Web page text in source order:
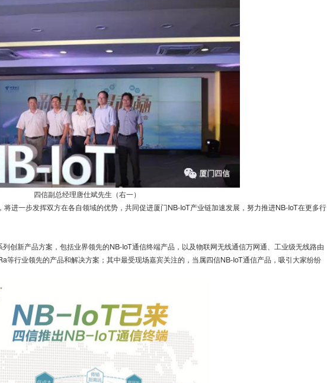
四信副总经理唐仕斌先生（右一）
进一步发挥双方在各自领域的优势，共同促进厦门NB-IoT产业链加速发展，努力推进NB-IoT在更多行
创新产品方案，包括业界领先的NB-IoT通信终端产品，以及物联网无线通信万网通、工业级无线路由
等行业领先的产品和解决方案；其中最受现场嘉宾关注的，当属四信NB-IoT通信产品，吸引大家纷纷